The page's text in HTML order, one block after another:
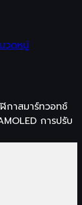
วดหมู่
กาสมาร์ทวอทช์
การปรับ